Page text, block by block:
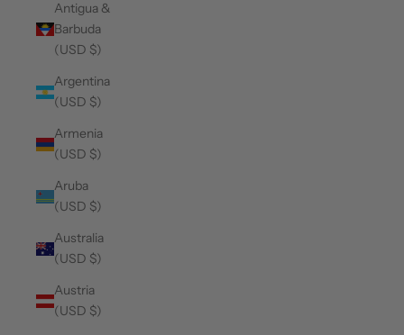
Antigua &
Barbuda
(USD $)
Argentina
(USD $)
Armenia
(USD $)
Aruba
(USD $)
Australia
(USD $)
Austria
(USD $)